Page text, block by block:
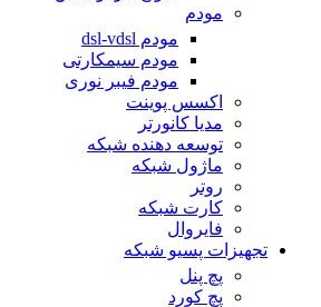
مودم
مودم dsl-vdsl
مودم سیمکارتی
مودم فیبر نوری
اکسس پوینت
مدیا کانورتر
توسعه دهنده شبکه
ماژول شبکه
روتر
کارت شبکه
فایروال
تجهیزات پسیو شبکه
پچ پنل
پچ کورد